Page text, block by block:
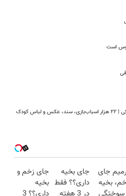
است
قدم زدن در تالار سه هزارساله کـودکی | ۲۲ هزار اسباب‌بازی‌، سند، عکس‌ و لباس‌ کودک
جای
بخیه
سوختگی
جای بخیه
داری؟؟ فقط
در 3 هفته
جای زخم و
بخیه
داری؟؟ 3